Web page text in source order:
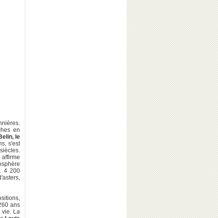
en
le
s'est
affirme
4 200
ans
vie. La